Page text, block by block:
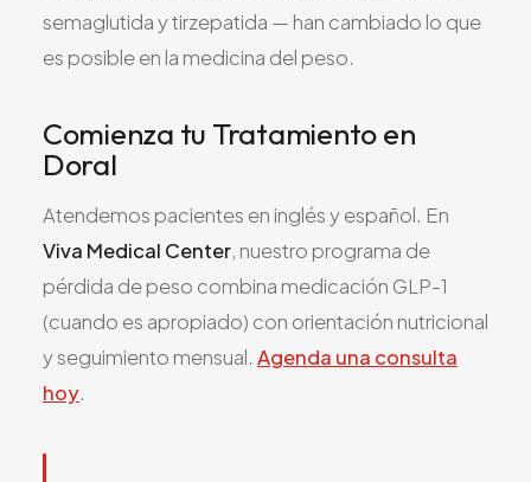
TDAH
Ansiedad
Trastorno Bipolar
Manejo de Medicamentos
Vértigo y Mareo
Todas las Condiciones
semaglutida y tirzepatida — han cambiado lo que
es posible en la medicina del peso.
Comienza tu Tratamiento en
Doral
Atendemos pacientes en inglés y español. En
Viva Medical Center, nuestro programa de
pérdida de peso combina medicación GLP-1
(cuando es apropiado) con orientación nutricional
y seguimiento mensual. Agenda una consulta
hoy.